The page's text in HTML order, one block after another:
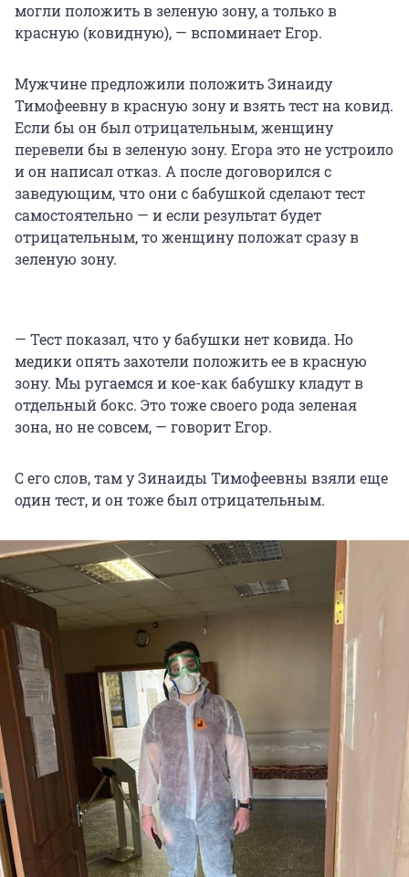
могли положить в зеленую зону, а только в
красную (ковидную), — вспоминает Егор.
Мужчине предложили положить Зинаиду
Тимофеевну в красную зону и взять тест на ковид.
Если бы он был отрицательным, женщину
перевели бы в зеленую зону. Егора это не устроило
и он написал отказ. А после договорился с
заведующим, что они с бабушкой сделают тест
самостоятельно — и если результат будет
отрицательным, то женщину положат сразу в
зеленую зону.
— Тест показал, что у бабушки нет ковида. Но
медики опять захотели положить ее в красную
зону. Мы ругаемся и кое-как бабушку кладут в
отдельный бокс. Это тоже своего рода зеленая
зона, но не совсем, — говорит Егор.
С его слов, там у Зинаиды Тимофеевны взяли еще
один тест, и он тоже был отрицательным.